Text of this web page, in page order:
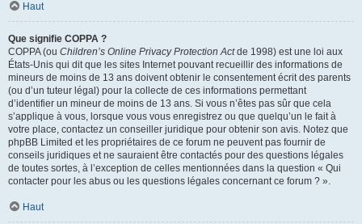
Haut
Que signifie COPPA ?
COPPA (ou Children’s Online Privacy Protection Actde 1998) est une loi aux
États-Unis qui dit que les sites Internet pouvant recueillir des informations de
mineurs de moins de 13 ans doivent obtenir le consentement écrit des parents
(ou d’un tuteur légal) pour la collecte de ces informations permettant
d’identifier un mineur de moins de 13 ans. Si vous n’êtes pas sûr que cela
s’applique à vous, lorsque vous vous enregistrez ou que quelqu’un le fait à
votre place, contactez un conseiller juridique pour obtenir son avis. Notez que
phpBB Limited et les propriétaires de ce forum ne peuvent pas fournir de
conseils juridiques et ne sauraient être contactés pour des questions légales
de toutes sortes, à l’exception de celles mentionnées dans la question « Qui
contacter pour les abus ou les questions légales concernant ce forum ? ».
Haut